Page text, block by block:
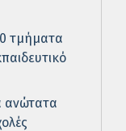
τμήματα
ανώτατα